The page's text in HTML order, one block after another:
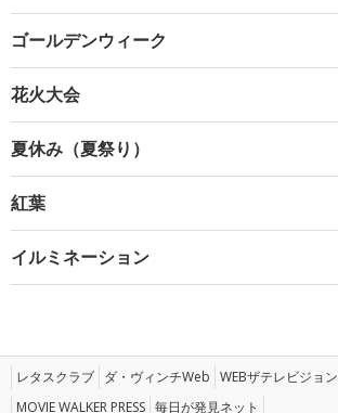
ゴールデンウィーク
花火大会
夏休み（夏祭り）
紅葉
イルミネーション
レタスクラブ ダ・ヴィンチWeb WEBザテレビジョン
MOVIE WALKER PRESS 毎日が発見ネット